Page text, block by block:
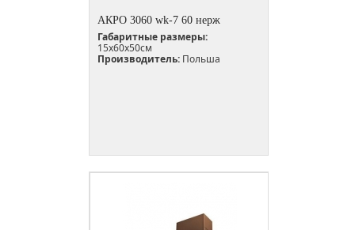
АКРО 3060 wk-7 60 нерж
Габаритные размеры:
15х60х50см
Производитель: Польша